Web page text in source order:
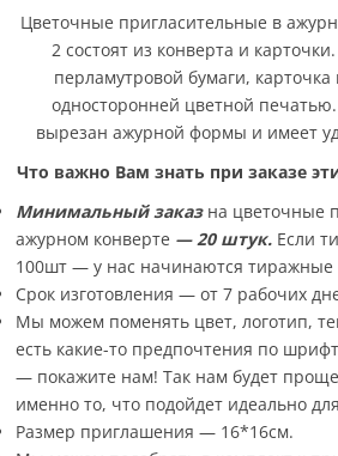
Цветочные пригласительные в
2 состоят из конверта и
перламутровой бумаги, карточка
односторонней цветной
вырезан ажурной формы и имеет
Что важно Вам знать при заказе
Минимальный заказ на цветочные
ажурном конверте — 20 штук. Если
100шт — у нас начинаются тиражные
Срок изготовления — от 7 рабочих
Мы можем поменять цвет, логотип,
есть какие-то предпочтения по
— покажите нам! Так нам будет
именно то, что подойдет идеально
Размер приглашения — 16*16см.